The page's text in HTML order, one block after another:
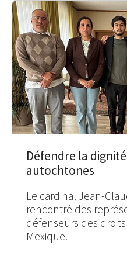
Défendre la
autochtones
Le cardinal Jean-
rencontré des
défenseurs des
Mexique.